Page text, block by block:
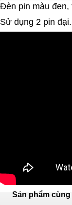
Đèn pin màu đen,
Sử dụng 2 pin đại.
Sản phẩm cùng